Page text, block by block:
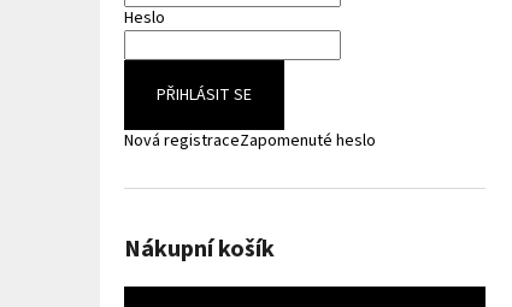
Heslo
PŘIHLÁSIT SE
Nová registraceZapomenuté heslo
Nákupní košík